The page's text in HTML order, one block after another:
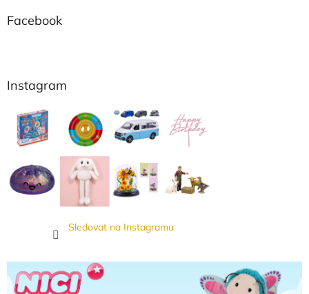
Facebook
Instagram
Sledovat na Instagramu